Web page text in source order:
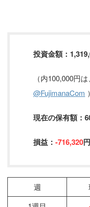
投資金額：
（内100,000円
@FujimanaCom ）
現在の保有額：
損益： -716,320円
週